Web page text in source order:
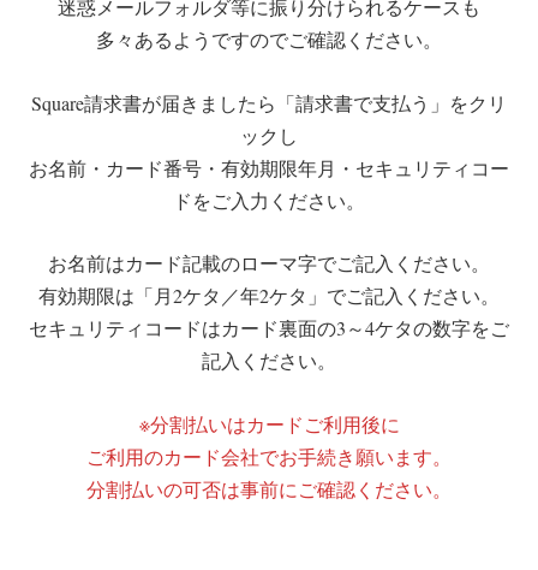
迷惑メールフォルダ等に振り分けられるケースも
多々あるようですのでご確認ください。
Square請求書が届きましたら「請求書で支払う」をクリ
ックし
お名前・カード番号・有効期限年月・セキュリティコー
ドをご入力ください。
お名前はカード記載のローマ字でご記入ください。
有効期限は「月2ケタ／年2ケタ」でご記入ください。
セキュリティコードはカード裏面の3～4ケタの数字をご
記入ください。
※分割払いはカードご利用後に
ご利用のカード会社でお手続き願います。
分割払いの可否は事前にご確認ください。